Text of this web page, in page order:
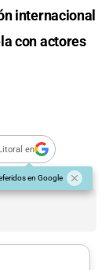
internacional
con actores
en
en Google